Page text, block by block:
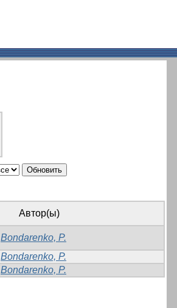
Автор(ы)
Bondarenko, P.
Bondarenko, P.
Bondarenko, P.